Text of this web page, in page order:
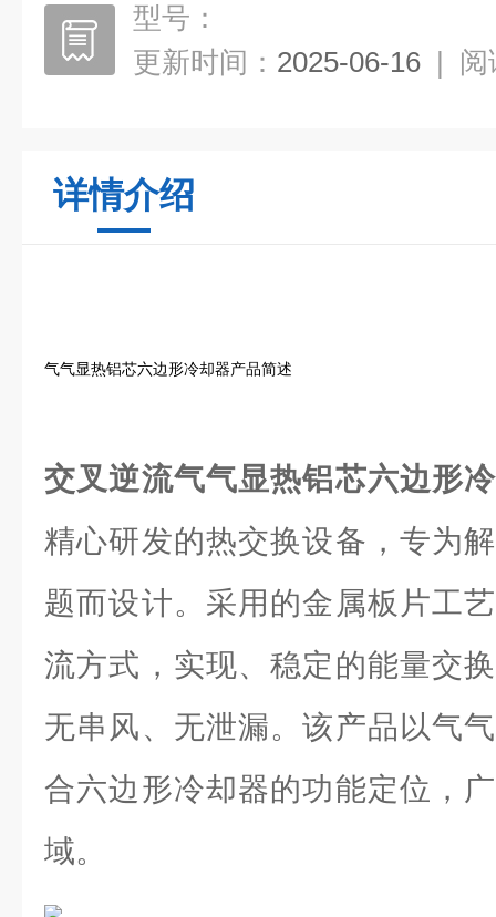
型号：
更新时间： 2025-06-16 | 阅
详情介绍
气气显热铝芯六边形冷却器产品简述
交叉逆流气气显热铝芯六边形
精心研发的热交换设备，专为
题而设计。采用的金属板片工
流方式，实现、稳定的能量交
无串风、无泄漏。该产品以气
合六边形冷却器的功能定位，
域。